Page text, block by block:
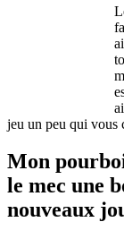
jeu un peu qui vous
Mon
le mec une
nouveaux